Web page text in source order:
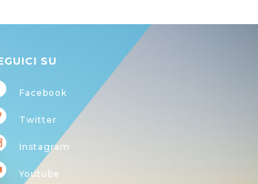
SU
Facebook
Twitter
Instagram
Youtube